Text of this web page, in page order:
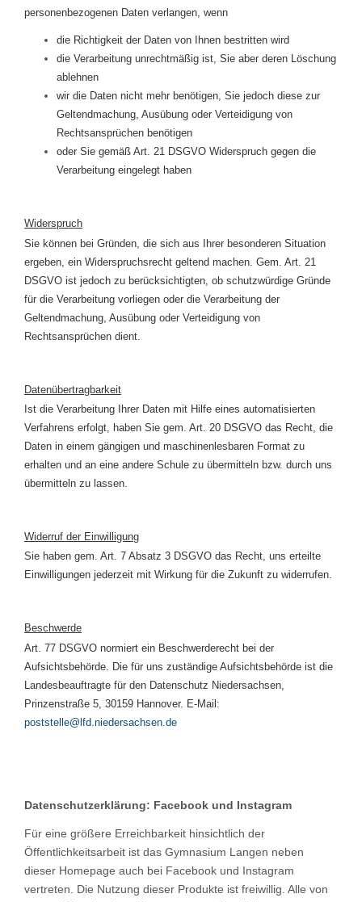
personenbezogenen Daten verlangen, wenn
die Richtigkeit der Daten von Ihnen bestritten wird
die Verarbeitung unrechtmäßig ist, Sie aber deren Löschung
ablehnen
wir die Daten nicht mehr benötigen, Sie jedoch diese zur
Geltendmachung, Ausübung oder Verteidigung von
Rechtsansprüchen benötigen
oder Sie gemäß Art. 21 DSGVO Widerspruch gegen die
Verarbeitung eingelegt haben
Widerspruch
Sie können bei Gründen, die sich aus Ihrer besonderen Situation
ergeben, ein Widerspruchsrecht geltend machen. Gem. Art. 21
DSGVO ist jedoch zu berücksichtigten, ob schutzwürdige Gründe
für die Verarbeitung vorliegen oder die Verarbeitung der
Geltendmachung, Ausübung oder Verteidigung von
Rechtsansprüchen dient.
Datenübertragbarkeit
Ist die Verarbeitung Ihrer Daten mit Hilfe eines automatisierten
Verfahrens erfolgt, haben Sie gem. Art. 20 DSGVO das Recht, die
Daten in einem gängigen und maschinenlesbaren Format zu
erhalten und an eine andere Schule zu übermitteln bzw. durch uns
übermitteln zu lassen.
Widerruf der Einwilligung
Sie haben gem. Art. 7 Absatz 3 DSGVO das Recht, uns erteilte
Einwilligungen jederzeit mit Wirkung für die Zukunft zu widerrufen.
Beschwerde
Art. 77 DSGVO normiert ein Beschwerderecht bei der
Aufsichtsbehörde. Die für uns zuständige Aufsichtsbehörde ist die
Landesbeauftragte für den Datenschutz Niedersachsen,
Prinzenstraße 5, 30159 Hannover. E-Mail:
poststelle@lfd.niedersachsen.de
Datenschutzerklärung: Facebook und Instagram
Für eine größere Erreichbarkeit hinsichtlich der
Öffentlichkeitsarbeit ist das Gymnasium Langen neben
dieser Homepage auch bei Facebook und Instagram
vertreten. Die Nutzung dieser Produkte ist freiwillig. Alle von